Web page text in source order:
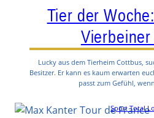
Tier der
Lucky aus dem Tierheim Cottbus,
Besitzer. Er kann es kaum erwarten
passt zum Gefühl,
Sport Total